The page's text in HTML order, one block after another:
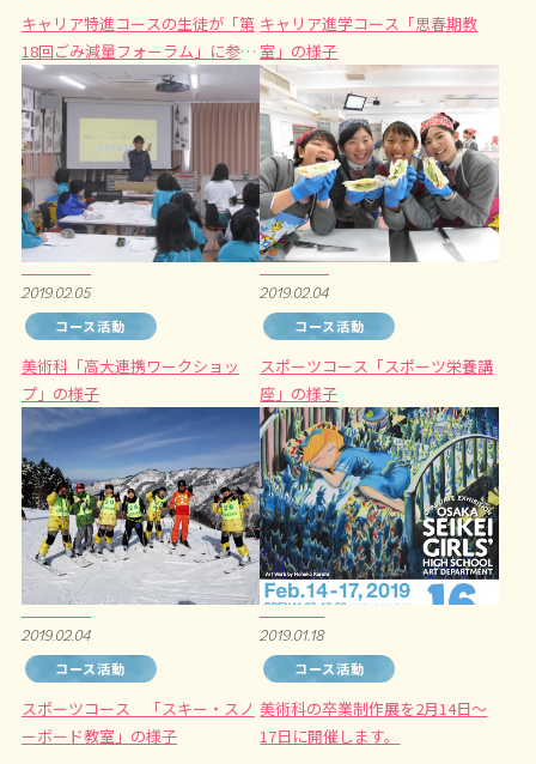
キャリア特進コースの生徒が「第
18回ごみ減量フォーラム」に参加
します。
キャリア進学コース「思春期教
室」の様子
2019.02.05
コース活動
美術科「高大連携ワークショッ
プ」の様子
2019.02.04
コース活動
スポーツコース「スポーツ栄養講
座」の様子
2019.02.04
コース活動
スポーツコース 「スキー・スノ
ーボード教室」の様子
2019.01.18
コース活動
美術科の卒業制作展を2月14日～
17日に開催します。